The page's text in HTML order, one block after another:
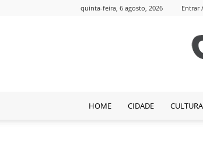
quinta-feira, 6 agosto, 2026 Entrar
HOME CIDADE CULTURA